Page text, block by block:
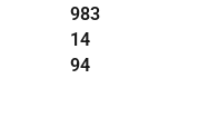
983
14
94